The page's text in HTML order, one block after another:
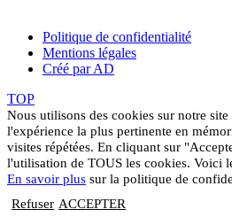
Politique de confidentialité
Mentions légales
Créé par AD
TOP
Nous utilisons des cookies sur notre
l'expérience la plus pertinente en
visites répétées. En cliquant sur
l'utilisation de TOUS les cookies. Voici
En savoir plus sur la politique de
Refuser ACCEPTER